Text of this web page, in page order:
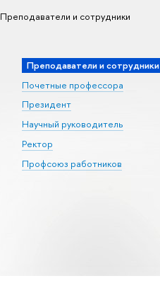
Преподаватели и сотрудники
Преподаватели и сотрудники
Почетные профессора
Президент
Научный руководитель
Ректор
Профсоюз работников